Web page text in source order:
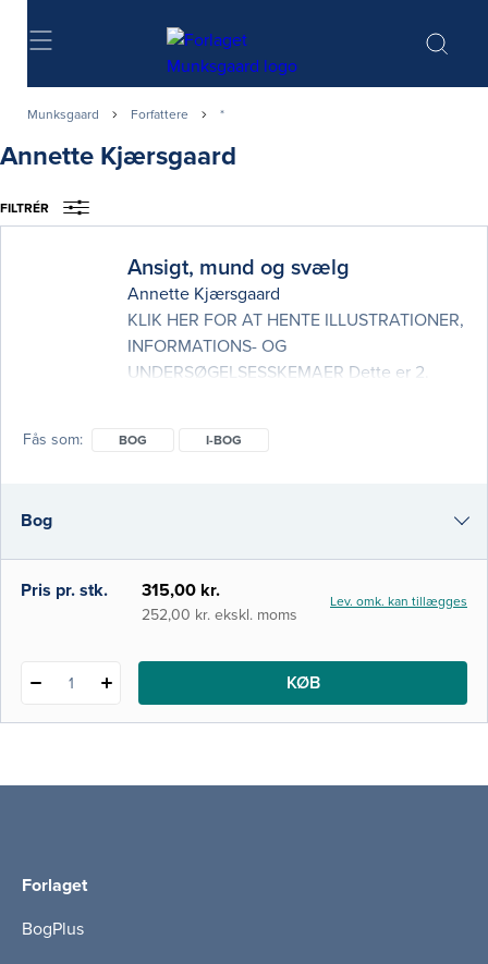
Søg
Munksgaard Forfattere *
Annette Kjærsgaard
FILTRÉR
Ansigt, mund og svælg
Annette Kjærsgaard
KLIK HER FOR AT HENTE ILLUSTRATIONER,
INFORMATIONS- OG
UNDERSØGELSESSKEMAER Dette er 2.
dysfagi og lignende kliniske
Fås som BOG I-BOG
Bog
i-bog
Pris pr. stk. 315,00 kr.
252,00 kr. ekskl. moms
Lev. omk. kan tillægges
1 KØB
Forlaget
BogPlus